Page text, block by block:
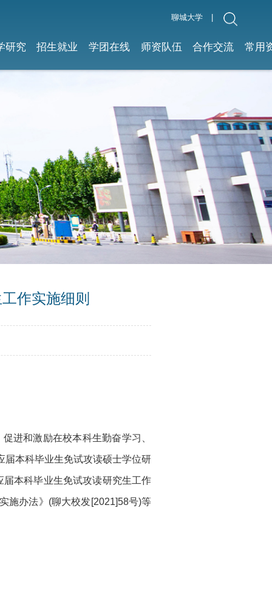
聊城大学
研究 招生就业 学团在线 师资队伍 合作交流 常用
作实施细则
进和激励在校本科生勤奋学习、
本科毕业生免试攻读硕士学位研
本科毕业生免试攻读研究生工作
施办法》(聊大校发[2021]58号)等